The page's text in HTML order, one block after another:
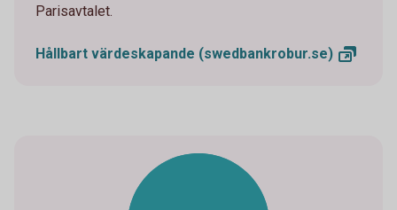
Parisavtalet.
Hållbart värdeskapande (swedbankrobur.se)